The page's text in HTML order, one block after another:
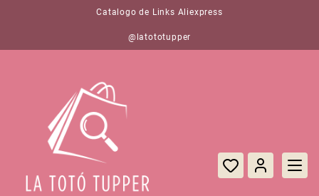
Catalogo de Links Aliexpress
@latototupper